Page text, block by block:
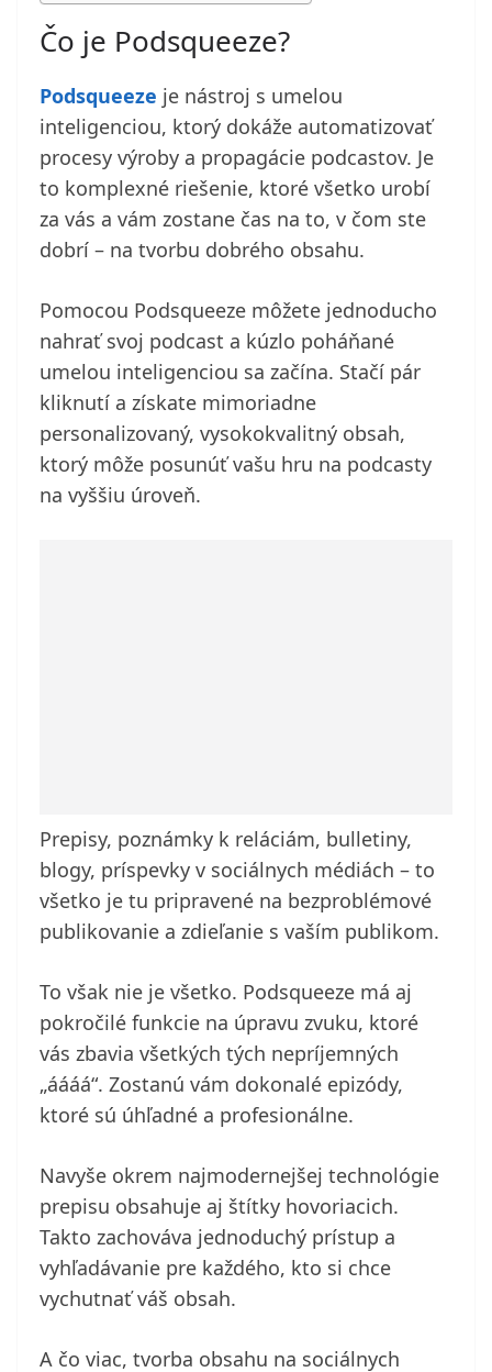
Čo je Podsqueeze?
Podsqueeze je nástroj s umelou
inteligenciou, ktorý dokáže automatizovať
procesy výroby a propagácie podcastov. Je
to komplexné riešenie, ktoré všetko urobí
za vás a vám zostane čas na to, v čom ste
dobrí – na tvorbu dobrého obsahu.
Pomocou Podsqueeze môžete jednoducho
nahrať svoj podcast a kúzlo poháňané
umelou inteligenciou sa začína. Stačí pár
kliknutí a získate mimoriadne
personalizovaný, vysokokvalitný obsah,
ktorý môže posunúť vašu hru na podcasty
na vyššiu úroveň.
Prepisy, poznámky k reláciám, bulletiny,
blogy, príspevky v sociálnych médiách – to
všetko je tu pripravené na bezproblémové
publikovanie a zdieľanie s vaším publikom.
To však nie je všetko. Podsqueeze má aj
pokročilé funkcie na úpravu zvuku, ktoré
vás zbavia všetkých tých nepríjemných
„áááá“. Zostanú vám dokonalé epizódy,
ktoré sú úhľadné a profesionálne.
Navyše okrem najmodernejšej technológie
prepisu obsahuje aj štítky hovoriacich.
Takto zachováva jednoduchý prístup a
vyhľadávanie pre každého, kto si chce
vychutnať váš obsah.
A čo viac, tvorba obsahu na sociálnych